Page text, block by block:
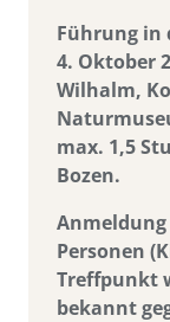
Führung in
4. Oktober
Wilhalm,
max. 1,5
Bozen.
Personen
Treffpunkt
bekannt